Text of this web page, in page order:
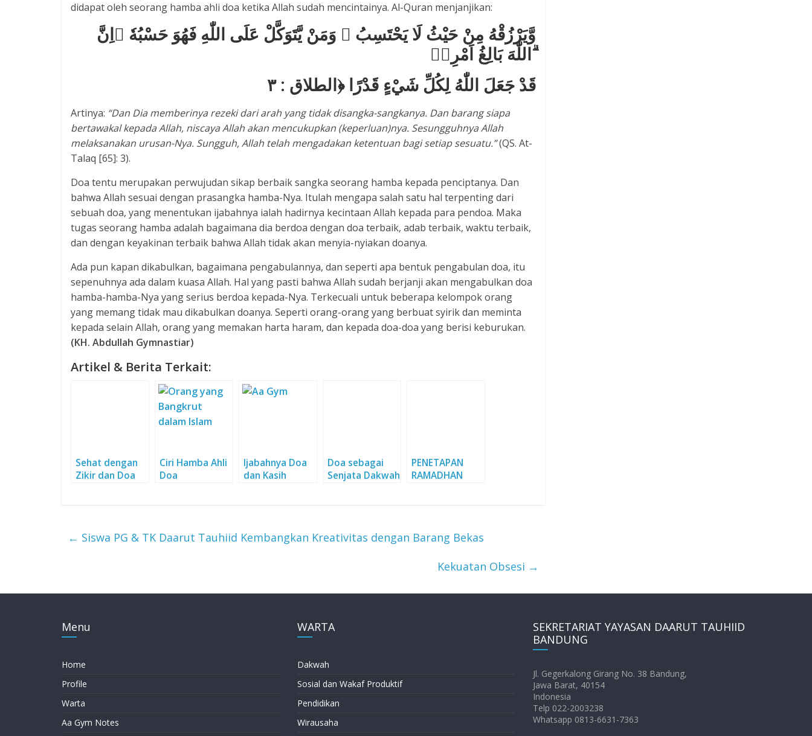
didapat oleh seorang hamba ahli doa ketika Allah sudah mencintainya. Al-Quran menjanjikan:
وَّيَرْزُقْهُ مِنْ حَيْثُ لَا يَحْتَسِبُ ۗ وَمَنْ يَّتَوَكَّلْ عَلَى اللّٰهِ فَهُوَ حَسْبُهٗ ۗاِنَّ
اللّٰهَ بَالِغُ اَمْرِهٖ ۗ
قَدْ جَعَلَ اللّٰهُ لِكُلِّ شَيْءٍ قَدْرًا ﴿الطلاق : ۳
Artinya: “Dan Dia memberinya rezeki dari arah yang tidak disangka-sangkanya. Dan barang siapa
bertawakal kepada Allah, niscaya Allah akan mencukupkan (keperluan)nya. Sesungguhnya Allah
melaksanakan urusan-Nya. Sungguh, Allah telah mengadakan ketentuan bagi setiap sesuatu.”(QS. At-
Talaq [65]: 3).
Doa tentu merupakan perwujudan sikap berbaik sangka seorang hamba kepada penciptanya. Dan
bahwa Allah sesuai dengan prasangka hamba-Nya. Itulah mengapa salah satu hal terpenting dari
sebuah doa, yang menentukan ijabahnya ialah hadirnya kecintaan Allah kepada para pendoa. Maka
tugas seorang hamba adalah bagaimana dia berdoa dengan doa terbaik, adab terbaik, waktu terbaik,
dan dengan keyakinan terbaik bahwa Allah tidak akan menyia-nyiakan doanya.
Ada pun kapan dikabulkan, bagaimana pengabulannya, dan seperti apa bentuk pengabulan doa, itu
sepenuhnya ada dalam kuasa Allah. Hal yang pasti bahwa Allah sudah berjanji akan mengabulkan doa
hamba-hamba-Nya yang serius berdoa kepada-Nya. Terkecuali untuk beberapa kelompok orang
yang memang tidak mau dikabulkan doanya. Seperti orang-orang yang berbuat syirik dan meminta
kepada selain Allah, orang yang memakan harta haram, dan kepada doa-doa yang berisi keburukan.
(KH. Abdullah Gymnastiar)
Artikel & Berita Terkait:
Sehat dengan
Zikir dan Doa
Ciri Hamba Ahli
Doa
Ijabahnya Doa
dan Kasih
Doa sebagai
Senjata Dakwah
PENETAPAN
RAMADHAN
← Siswa PG & TK Daarut Tauhiid Kembangkan Kreativitas dengan Barang Bekas
Kekuatan Obsesi →
Menu
Home
Profile
Warta
Aa Gym Notes
WARTA
Dakwah
Sosial dan Wakaf Produktif
Pendidikan
Wirausaha
SEKRETARIAT YAYASAN DAARUT TAUHIID
BANDUNG
Jl. Gegerkalong Girang No. 38 Bandung,
Jawa Barat, 40154
Indonesia
Telp 022-2003238
Whatsapp 0813-6631-7363